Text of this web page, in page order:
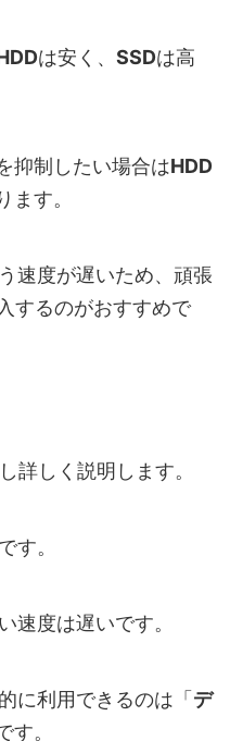
は安く、 SSDは高
抑制したい場合はHDD
す。
速度が遅いため、頑張
するのがおすすめで
詳しく説明します。
す。
速度は遅いです。
に利用できるのは「 デ
す。